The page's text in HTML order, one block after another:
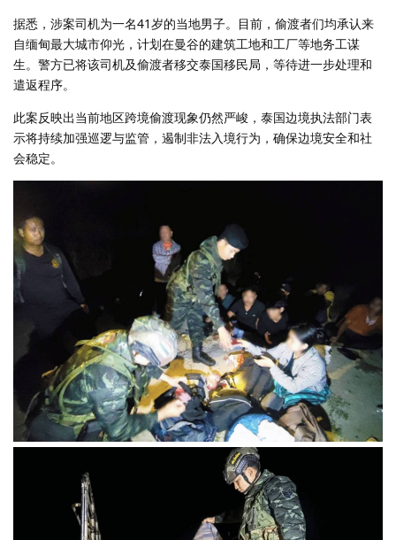
据悉，涉案司机为一名41岁的当地男子。目前，偷渡者们均承认来
自缅甸最大城市仰光，计划在曼谷的建筑工地和工厂等地务工谋
生。警方已将该司机及偷渡者移交泰国移民局，等待进一步处理和
遣返程序。
此案反映出当前地区跨境偷渡现象仍然严峻，泰国边境执法部门表
示将持续加强巡逻与监管，遏制非法入境行为，确保边境安全和社
会稳定。